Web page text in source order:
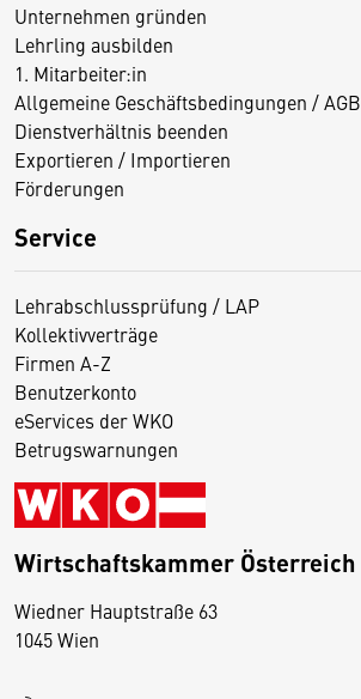
Unternehmen gründen
Lehrling ausbilden
1. Mitarbeiter:in
Allgemeine Geschäftsbedingungen / AGB
Dienstverhältnis beenden
Exportieren / Importieren
Förderungen
Service
Lehrabschlussprüfung / LAP
Kollektivverträge
Firmen A-Z
Benutzerkonto
eServices der WKO
Betrugswarnungen
Wirtschaftskammer Österreich
Wiedner Hauptstraße 63
1045 Wien
D